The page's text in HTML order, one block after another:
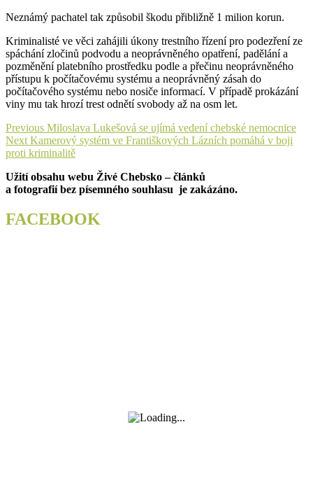
Neznámý pachatel tak způsobil škodu přibližně 1 milion korun.
Kriminalisté ve věci zahájili úkony trestního řízení pro podezření ze
spáchání zločinů podvodu a neoprávněného opatření, padělání a
pozměnění platebního prostředku podle a přečinu neoprávněného
přístupu k počítačovému systému a neoprávněný zásah do
počítačového systému nebo nosiče informací. V případě prokázání
viny mu tak hrozí trest odnětí svobody až na osm let.
Navigace
pro
příspěvek
Previous Previous
post:
Miloslava Lukešová se ujímá vedení chebské nemocnice
Next Next
post:
Kamerový systém ve Františkových Lázních pomáhá v boji
proti kriminalitě
Užití obsahu webu Živé Chebsko – článků
a fotografií bez písemného souhlasu je zakázáno.
FACEBOOK